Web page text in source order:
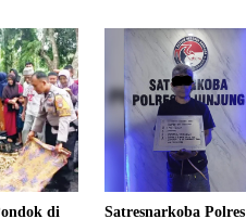
di
Satresnarkoba Polres